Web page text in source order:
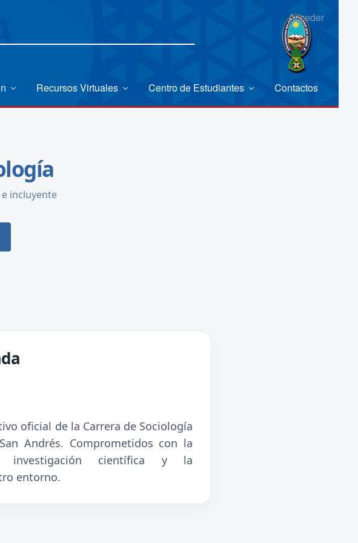
Acceder
Recursos Virtuales Centro de Estudiantes Contactos
incluyente
oficial de la Carrera de Sociología
Andrés. Comprometidos con la
investigación científica y la
entorno.